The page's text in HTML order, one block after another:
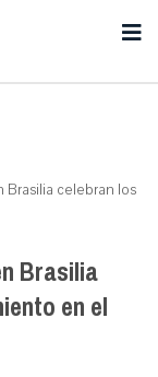
Brasilia celebran los
Brasilia
en el